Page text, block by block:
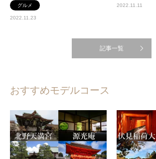
グルメ
2022.11.23
2022.11.11
記事一覧
おすすめモデルコース